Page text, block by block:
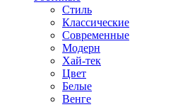
Стиль
Классические
Современные
Модерн
Хай-тек
Цвет
Белые
Венге